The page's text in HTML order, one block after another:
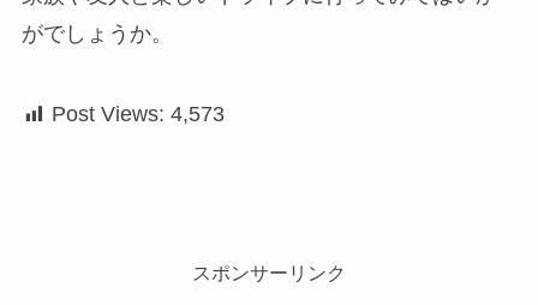
がでしょうか。
Post Views: 4,573
スポンサーリンク